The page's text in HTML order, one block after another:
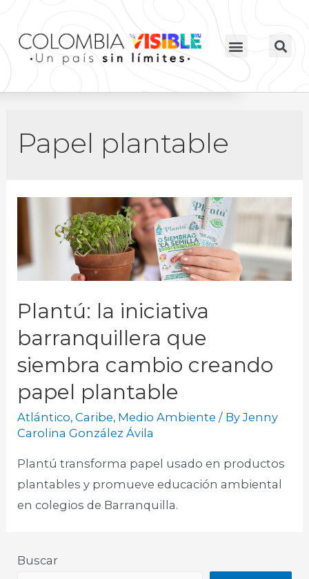
Papel plantable
Plantú: la iniciativa
barranquillera que
siembra cambio creando
papel plantable
Atlántico,Caribe, Medio Ambiente / ByJenny
Carolina González Ávila
Plantú transforma papel usado en productos
plantables y promueve educación ambiental
en colegios de Barranquilla.
Buscar